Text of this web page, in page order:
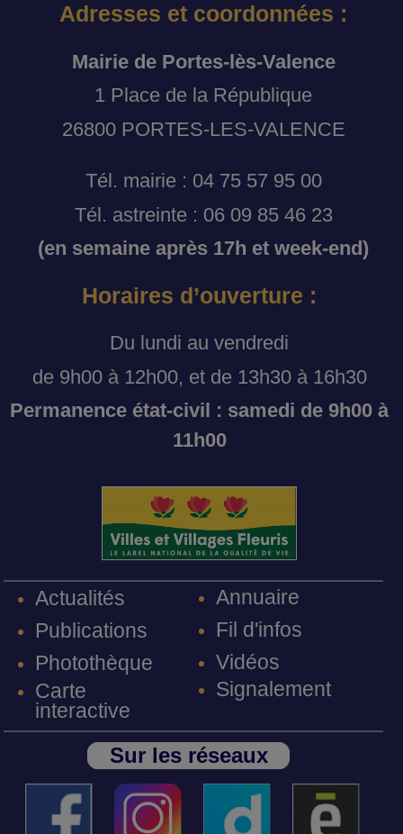
Adresses et coordonnées :
Mairie de Portes-lès-Valence
1 Place de la République
26800 PORTES-LES-VALENCE
Tél. mairie : 04 75 57 95 00
Tél. astreinte : 06 09 85 46 23
(en semaine après 17h et week-end)
Horaires d’ouverture :
Du lundi au vendredi
de 9h00 à 12h00, et de 13h30 à 16h30
Permanence état-civil : samedi de 9h00 à
11h00
Actualités
Publications
Photothèque
Carte
interactive
Annuaire
Fil d'infos
Vidéos
Signalement
Sur les réseaux